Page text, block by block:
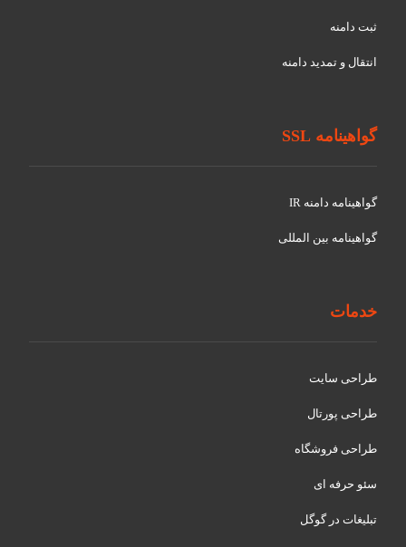
ثبت دامنه
انتقال و تمدید دامنه
گواهینامه SSL
گواهينامه دامنه IR
گواهينامه بین المللی
خدمات
طراحی سایت
طراحی پورتال
طراحی فروشگاه
سئو حرفه ای
تبلیغات در گوگل